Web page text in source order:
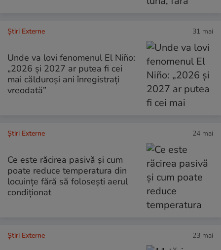
Știri Externe 31 mai
Unde va lovi fenomenul El Niño:
„2026 și 2027 ar putea fi cei
mai călduroși ani înregistrați
vreodată”
Știri Externe 24 mai
Ce este răcirea pasivă și cum
poate reduce temperatura din
locuințe fără să folosești aerul
condiționat
Știri Externe 23 mai